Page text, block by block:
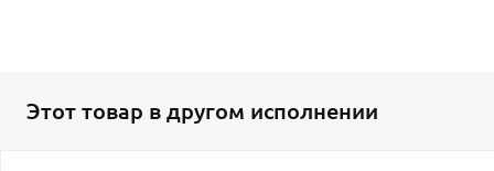
Этот товар в другом исполнении